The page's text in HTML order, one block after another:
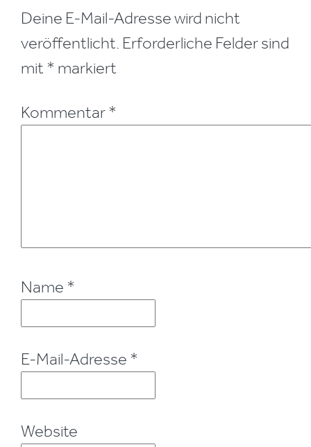
Deine E-Mail-Adresse wird nicht
veröffentlicht. Erforderliche Felder sind
mit * markiert
Kommentar *
Name *
E-Mail-Adresse *
Website